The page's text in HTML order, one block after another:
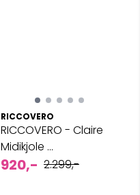
RICCOVERO
RICCOVERO - Claire
Midikjole ...
920,- 2.299,-